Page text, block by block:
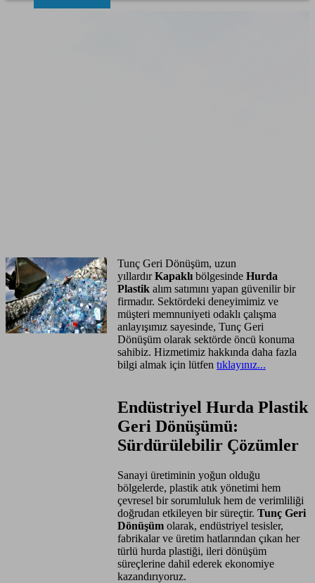
Tunç Geri Dönüşüm, uzun
yıllardırKapaklı bölgesindeHurda
Plastikalım satımını yapan güvenilir bir
firmadır. Sektördeki deneyimimiz ve
müşteri memnuniyeti odaklı çalışma
anlayışımız sayesinde, Tunç Geri
Dönüşüm olarak sektörde öncü konuma
sahibiz. Hizmetimiz hakkında daha fazla
bilgi almak için lütfentıklayınız...
Endüstriyel Hurda Plastik
Geri Dönüşümü:
Sürdürülebilir Çözümler
Sanayi üretiminin yoğun olduğu
bölgelerde, plastik atık yönetimi hem
çevresel bir sorumluluk hem de verimliliği
doğrudan etkileyen bir süreçtir.Tunç Geri
Dönüşüm olarak, endüstriyel tesisler,
fabrikalar ve üretim hatlarından çıkan her
türlü hurda plastiği, ileri dönüşüm
süreçlerine dahil ederek ekonomiye
kazandırıyoruz.